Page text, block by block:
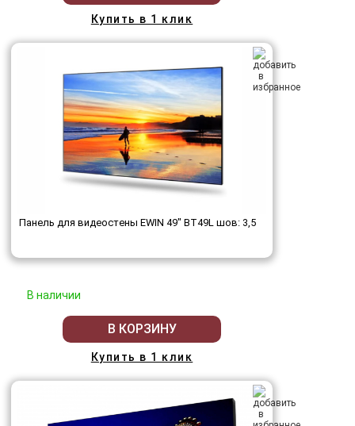
Купить в 1 клик
Панель для видеостены EWIN 49" BT49L шов: 3,5
В наличии
В КОРЗИНУ
Купить в 1 клик